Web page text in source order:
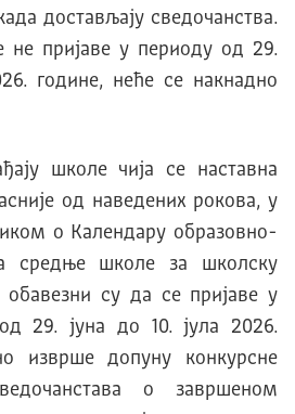
достављају сведочанства.
не пријаве у периоду од 29.
године, неће се накнадно
школе чија се наставна
од наведених рокова, у
о Календару образовно-
средње школе за школску
обавезни су да се пријаве у
29. јуна до 10. јула 2026.
изврше допуну конкурсне
о завршеном